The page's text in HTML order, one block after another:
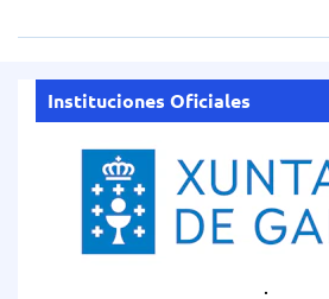
Instituciones Oficiales
.